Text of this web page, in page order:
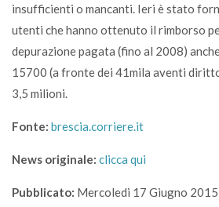
insufficienti o mancanti. Ieri è stato
utenti che hanno ottenuto il rimborso
depurazione pagata (fino al 2008)
15700 (a fronte dei 41mila aventi
3,5 milioni.
Fonte: brescia.corriere.it
News originale: clicca qui
Pubblicato: Mercoledi 17 Giugno 2015